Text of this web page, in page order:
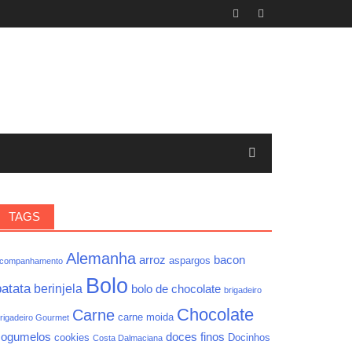
TAGS
Alemanha arroz aspargos bacon
berinjela Bolo bolo de chocolate brigadeiro
Gourmet Carne carne moida Chocolate
cookies Costa Dalmaciana doces finos Docinhos